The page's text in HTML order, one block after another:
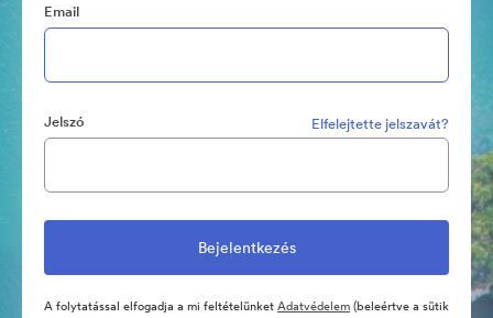
Email
Jelszó Elfelejtette jelszavát?
A folytatással elfogadja a mi feltételünketAdatvédelem(beleértve a sütik